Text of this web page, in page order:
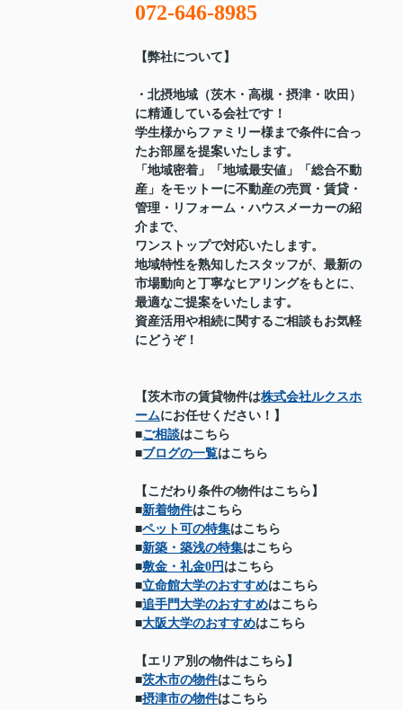
072-646-8985
【弊社について】
・北摂地域（茨木・高槻・摂津・吹田）
に精通している会社です！
学生様からファミリー様まで条件に合っ
たお部屋を提案いたします。
「地域密着」「地域最安値」「総合不動
産」をモットーに不動産の売買・賃貸・
管理・リフォーム・ハウスメーカーの紹
介まで、
ワンストップで対応いたします。
地域特性を熟知したスタッフが、最新の
市場動向と丁寧なヒアリングをもとに、
最適なご提案をいたします。
資産活用や相続に関するご相談もお気軽
にどうぞ！
【茨木市の賃貸物件は株式会社ルクスホ
ームにお任せください！】
■ご相談はこちら
■ブログの一覧はこちら
【こだわり条件の物件はこちら】
■新着物件はこちら
■ペット可の特集はこちら
■新築・築浅の特集はこちら
■敷金・礼金0円 はこちら
■立命館大学のおすすめはこちら
■追手門大学のおすすめはこちら
■大阪大学のおすすめはこちら
【エリア別の物件はこちら】
■茨木市の物件はこちら
■摂津市の物件はこちら